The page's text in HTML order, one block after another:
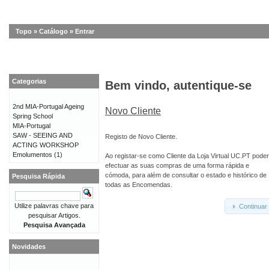
Topo » Catálogo » Entrar
Bem vindo, autentique-se
Novo Cliente
Registo de Novo Cliente.
Ao registar-se como Cliente da Loja Virtual UC.PT
efectuar as suas compras de uma forma rápida e
cómoda, para além de consultar o estado e histórico de
todas as Encomendas.
Continuar
Categorias
2nd MIA-Portugal Ageing
Spring School
MIA-Portugal
SAW - SEEING AND
ACTING WORKSHOP
Emolumentos (1)
Pesquisa Rápida
Utilize palavras chave para
pesquisar Artigos.
Pesquisa Avançada
Novidades